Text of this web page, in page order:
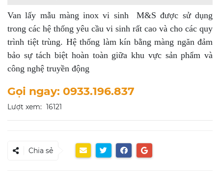
Van lấy mẫu màng inox vi sinh M&S được sử dụng
trong các hệ thống yêu cầu vi sinh rất cao và cho các quy
trình tiệt trùng. Hệ thống làm kín bằng màng ngăn đảm
bảo sự tách biệt hoàn toàn giữa khu vực sản phẩm và
công nghệ truyền động
Gọi ngay: 0933.196.837
Lượt xem: 16121
Chia sẻ